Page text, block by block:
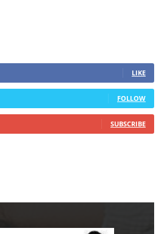
LIKE
FOLLOW
SUBSCRIBE